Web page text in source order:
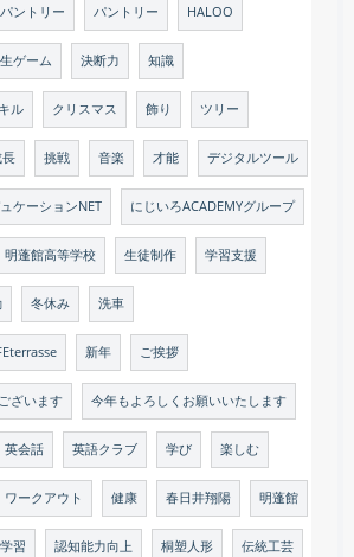
ントリー パントリー HALOO
ゲーム 決断力 知識
ル クリスマス 飾り ツリー
長 挑戦 音楽 才能 デジタルツール
ケーションNET にじいろACADEMYグループ
明蓬館高等学校 生徒制作 学習支援
冬休み 洗車
新年 ご挨拶
ざいます 今年もよろしくお願いいたします
英会話 英語クラブ 学び 楽しむ
ワークアウト 健康 春日井翔陽 明蓬館
習 認知能力向上 桐塑人形 伝統工芸